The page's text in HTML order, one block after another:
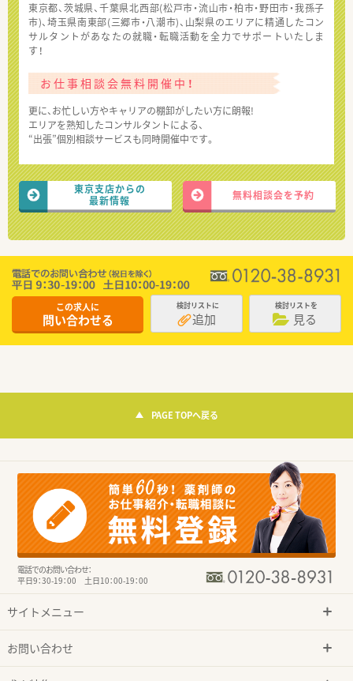
東京都、茨城県、千葉県北西部(松戸市・流山市・柏市・野田市・我孫子
市)、埼玉県南東部(三郷市・八潮市)、山梨県のエリアに精通したコン
サルタントがあなたの就職・転職活動を全力でサポートいたしま
す！
お仕事相談会無料開催中！
更に、お忙しい方やキャリアの棚卸がしたい方に朗報!
エリアを熟知したコンサルタントによる、
“出張”個別相談サービスも同時開催中です。
東京支店からの
最新情報
無料相談会を予約
この求人に
問い合わせる
検討リストに
追加
検討リストを
見る
PAGE TOPへ戻る
電話でのお問い合わせ：
平日9：30-19：00 土日10：00-19：00
サイトメニュー
お問い合わせ